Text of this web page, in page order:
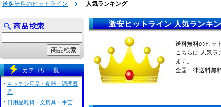
送料無料のヒットライン 人気ランキング
激安ヒットライン 人気ランキ
送料無料のヒッ
こちらは 人気ラ
ます。
全国一律送料無
カテゴリ 一覧
キッチン用品・食器・調理器
具
日用品雑貨・文房具・手芸